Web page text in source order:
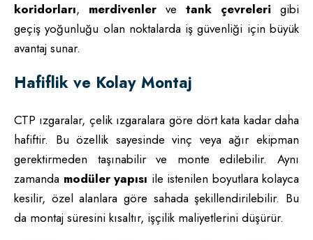
koridorları, merdivenler ve tank çevreleri gibi
geçiş yoğunluğu olan noktalarda iş güvenliği için büyük
avantaj sunar.
Hafiflik ve Kolay Montaj
CTP ızgaralar, çelik ızgaralara göre dört kata kadar daha
hafiftir. Bu özellik sayesinde vinç veya ağır ekipman
gerektirmeden taşınabilir ve monte edilebilir. Aynı
zamanda modüler yapısı ile istenilen boyutlara kolayca
kesilir, özel alanlara göre sahada şekillendirilebilir. Bu
da montaj süresini kısaltır, işçilik maliyetlerini düşürür.